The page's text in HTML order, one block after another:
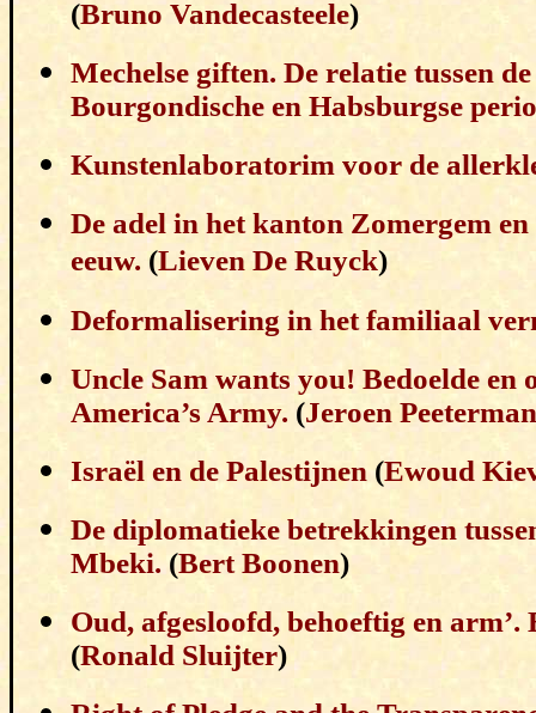
(Bruno Vandecasteele)
Mechelse giften. De relatie tussen
Bourgondische en Habsburgse
Kunstenlaboratorim voor de
De adel in het kanton Zomergem
eeuw. (Lieven De Ruyck)
Deformalisering in het familiaal
Uncle Sam wants you! Bedoelde en
America’s Army. (Jeroen
Israël en de Palestijnen (Ewoud
De diplomatieke betrekkingen
Mbeki.(Bert Boonen)
Oud, afgesloofd, behoeftig en
(Ronald Sluijter)